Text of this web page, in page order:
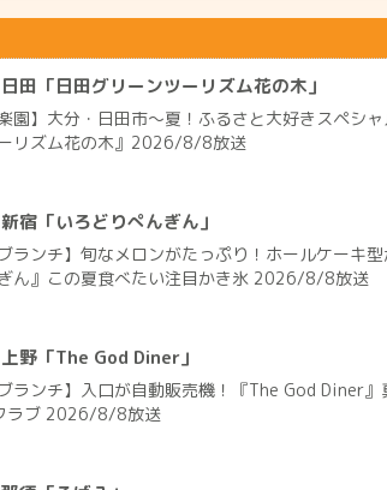
日田「日田グリーンツーリズム花の木」
園】大分・日田市～夏！ふるさと大好きスペシ
リズム花の木』2026/8/8放送
新宿「いろどりぺんぎん」
ランチ】旬なメロンがたっぷり！ホールケーキ
ん』この夏食べたい注目かき氷 2026/8/8放送
上野「The God Diner」
ブランチ】入口が自動販売機！『The God Diner』
ラブ 2026/8/8放送